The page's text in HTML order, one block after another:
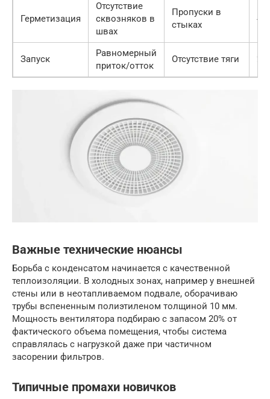
Герметизация
Отсутствие
сквозняков в
швах
Пропуски в
стыках
4
Запуск
Равномерный
приток/отток
Отсутствие тяги 2
Важные технические нюансы
Борьба с конденсатом начинается с качественной
теплоизоляции. В холодных зонах, например у внешней
стены или в неотапливаемом подвале, оборачиваю
трубы вспененным полиэтиленом толщиной 10 мм.
Мощность вентилятора подбираю с запасом 20% от
фактического объема помещения, чтобы система
справлялась с нагрузкой даже при частичном
засорении фильтров.
Типичные промахи новичков